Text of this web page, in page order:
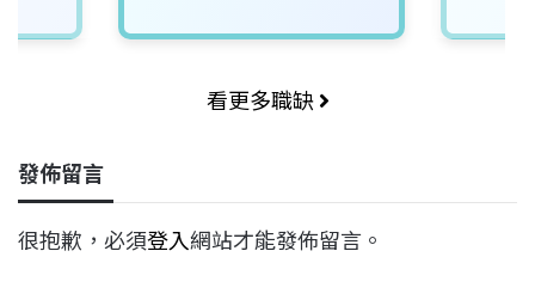
看更多職缺
發佈留言
很抱歉，必須登入網站才能發佈留言。